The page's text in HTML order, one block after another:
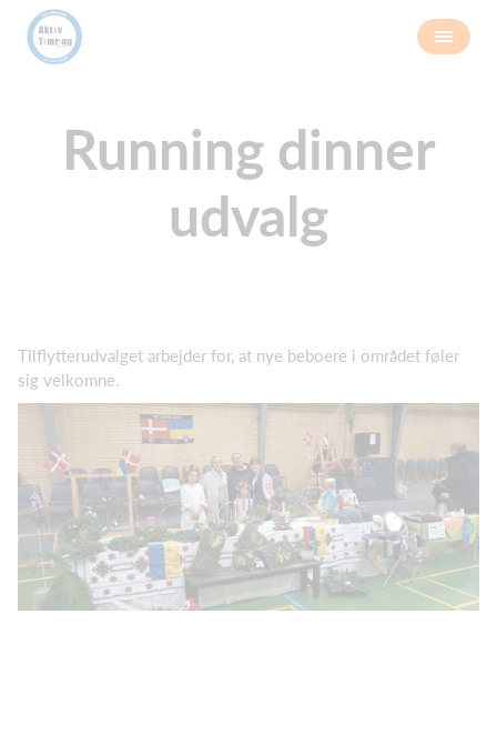
Running dinner
udvalg
Tilflytterudvalget arbejder for, at nye beboere i området føler
sig velkomne.